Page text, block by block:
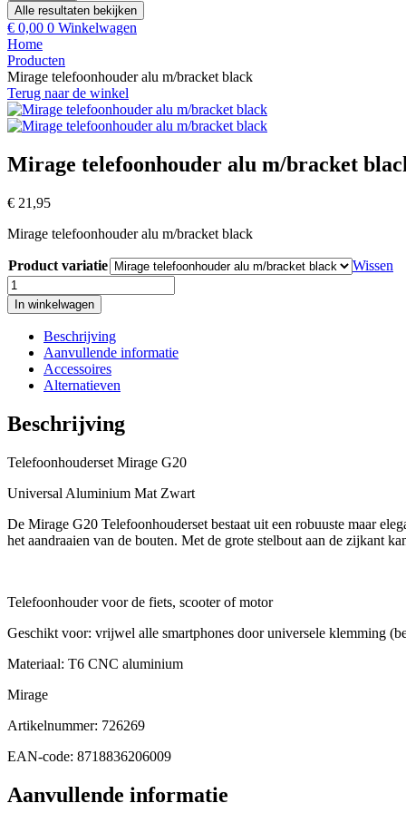
Alle resultaten bekijken
€ 0,00 0 Winkelwagen
Home
Producten
Mirage telefoonhouder alu m/bracket black
Terug naar de winkel
Mirage telefoonhouder alu m/bracket
€ 21,95
Mirage telefoonhouder alu m/bracket black
Product variatie
Wissen
Mirage
telefoonhouder
alu
m/bracket
black
aantal
In winkelwagen
Beschrijving
Aanvullende informatie
Accessoires
Alternatieven
Beschrijving
Telefoonhouderset Mirage G20
Universal Aluminium Mat Zwart
De Mirage G20 Telefoonhouderset bestaat uit een robuuste maar
het aandraaien van de bouten. Met de grote stelbout aan de zijkant
Telefoonhouder voor de fiets, scooter of motor
Geschikt voor: vrijwel alle smartphones door universele klemming
Materiaal: T6 CNC aluminium
Mirage
Artikelnummer: 726269
EAN-code: 8718836206009
Aanvullende informatie